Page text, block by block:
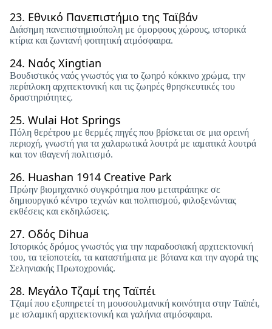
23. Εθνικό Πανεπιστήμιο της Ταϊβάν
Διάσημη πανεπιστημιούπολη με όμορφους χώρους, ιστορικά
κτίρια και ζωντανή φοιτητική ατμόσφαιρα.
24. Ναός Xingtian
Βουδιστικός ναός γνωστός για το ζωηρό κόκκινο χρώμα, την
περίπλοκη αρχιτεκτονική και τις ζωηρές θρησκευτικές του
δραστηριότητες.
25. Wulai Hot Springs
Πόλη θερέτρου με θερμές πηγές που βρίσκεται σε μια ορεινή
περιοχή, γνωστή για τα χαλαρωτικά λουτρά με ιαματικά λουτρά
και τον ιθαγενή πολιτισμό.
26. Huashan 1914 Creative Park
Πρώην βιομηχανικό συγκρότημα που μετατράπηκε σε
δημιουργικό κέντρο τεχνών και πολιτισμού, φιλοξενώντας
εκθέσεις και εκδηλώσεις.
27. Οδός Dihua
Ιστορικός δρόμος γνωστός για την παραδοσιακή αρχιτεκτονική
του, τα τεϊοποτεία, τα καταστήματα με βότανα και την αγορά της
Σεληνιακής Πρωτοχρονιάς.
28. Μεγάλο Τζαμί της Ταϊπέι
Τζαμί που εξυπηρετεί τη μουσουλμανική κοινότητα στην Ταϊπέι,
με ισλαμική αρχιτεκτονική και γαλήνια ατμόσφαιρα.